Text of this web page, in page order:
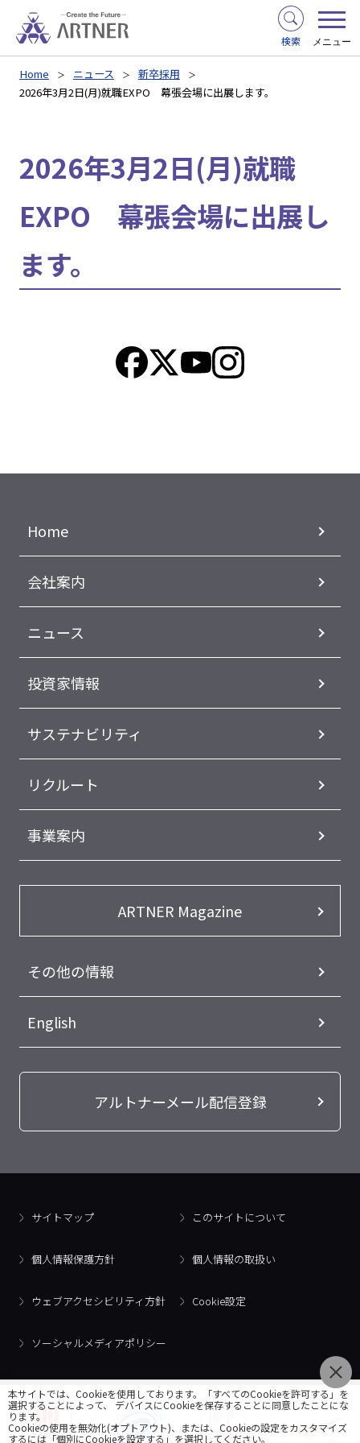
検索 メニュー
Home ニュース
新卒採用
2026年3月2日(月)就職EXPO 幕張会場に出展します。
2026年3月2日(月)就職
EXPO 幕張会場に出展し
ます。
Home
会社案内
ニュース
投資家情報
サステナビリティ
リクルート
事業案内
ARTNER Magazine
その他の情報
English
アルトナーメール配信登録
サイトマップ このサイトについて
個人情報保護方針 個人情報の取扱い
ウェブアクセシビリティ方針 Cookie設定
ソーシャルメディアポリシー
本サイトでは、Cookieを使用しております。「すべてのCookieを許可する」を
選択することによって、 デバイスにCookieを保存することに同意したことにな
ります。
Cookieの使用を無効化(オプトアウト)、または、Cookieの設定をカスタマイズ
するには「個別にCookieを設定する」を選択してください。